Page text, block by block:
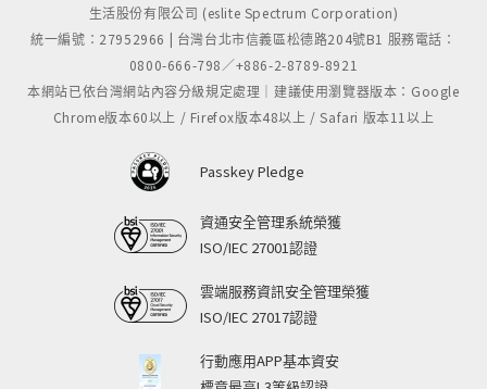
生活股份有限公司 (eslite Spectrum Corporation)
統一編號：27952966 | 台灣台北市信義區松德路204號B1 服務電話：
0800-666-798／+886-2-8789-8921
本網站已依台灣網站內容分級規定處理｜建議使用瀏覽器版本：Google
Chrome版本60以上 / Firefox版本48以上 / Safari 版本11以上
Passkey Pledge
資通安全管理系統榮獲
ISO/IEC 27001認證
雲端服務資訊安全管理榮獲
ISO/IEC 27017認證
行動應用APP基本資安